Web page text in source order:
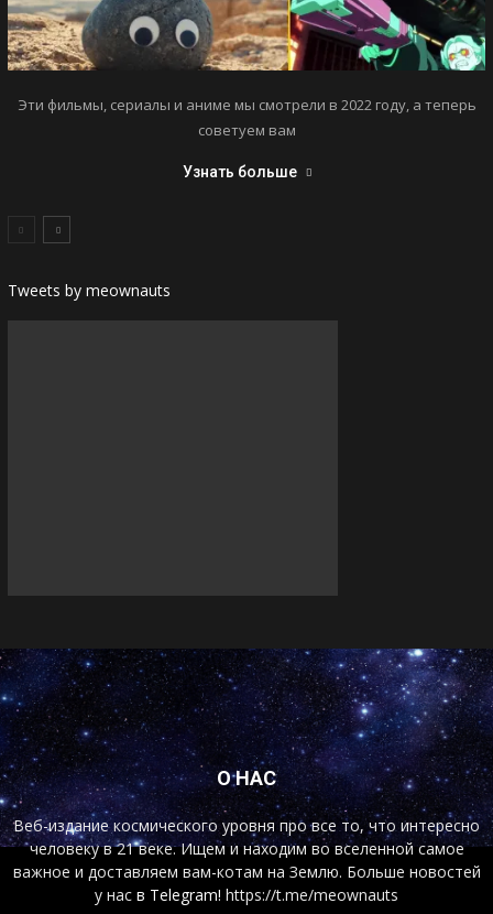
Эти фильмы, сериалы и аниме мы смотрели в 2022 году, а теперь
советуем вам
Узнать больше
Tweets by meownauts
О НАС
Веб-издание космического уровня про все то, что интересно
человеку в 21 веке. Ищем и находим во вселенной самое
важное и доставляем вам-котам на Землю. Больше новостей
у нас в Telegram! https://t.me/meownauts